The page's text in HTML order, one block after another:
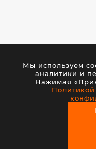
Мы используем
аналитики и
Нажимая
каких условиях не
определяемой
© 2026 ООО